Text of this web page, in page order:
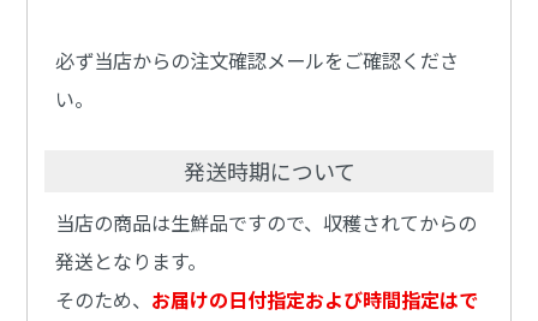
必ず当店からの注文確認メールをご確認くださ
い。
発送時期について
当店の商品は生鮮品ですので、収穫されてからの
発送となります。
そのため、 お届けの日付指定および時間指定はで